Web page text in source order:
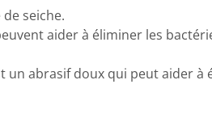
seiche.
aider à éliminer les
un abrasif doux qui peut aider à